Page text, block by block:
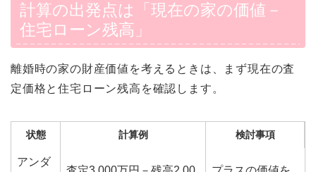
計算の出発点は「現在の家の価値－
住宅ローン残高」
離婚時の家の財産価値を考えるときは、まず現在の査
定価格と住宅ローン残高を確認します。
状態 計算例 検討事項
アンダ